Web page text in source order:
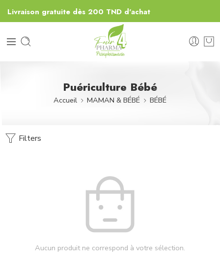
Livraison gratuite dès 200 TND d'achat
Puériculture Bébé
Accueil MAMAN & BÉBÉ BÉBÉ
Filters
Aucun produit ne correspond à votre sélection.